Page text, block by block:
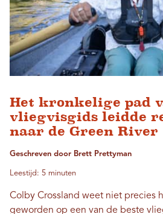
Het kronkelige pad
vliegvisgids leidde
naar de Green River
Geschreven door Brett Prettyman
Leestijd: 5 minuten
Colby Crossland weet niet precies
geworden op een van de beste